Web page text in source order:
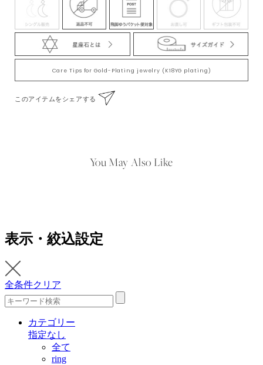
Care Tips for Gold-Plating jewelry (K18YG plating)
このアイテムをシェアする
You May Also Like